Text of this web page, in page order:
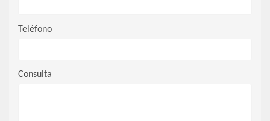
Teléfono
Consulta